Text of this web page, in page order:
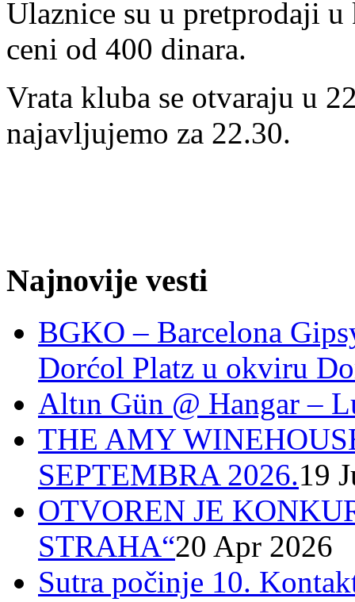
Ulaznice su u pretprodaji u
ceni od 400 dinara.
Vrata kluba se otvaraju u
najavljujemo za 22.30.
Najnovije vesti
BGKO – Barcelona
Dorćol Platz u okviru
Altın Gün @ Hangar –
THE AMY
SEPTEMBRA 2026.19
OTVOREN JE
STRAHA“20 Apr 2026
Sutra počinje 10.